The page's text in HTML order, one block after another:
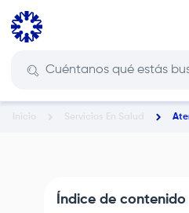
Pasar
principal
Inicio Servicios En Salud
Índice de contenido